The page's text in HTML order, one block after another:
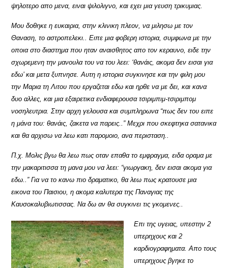
ψηλοτερο απο μενα, ειναι ψιλολιγνο, και εχει μια γευση τρικυμιας.
Μου δοθηκε η ευκαιρια, στην κλινικη πλεον, να μιλησω με τον
Θαναση, το αστροπελεκι.. Ειπε μια φοβερη ιστορια, συμφωνα με την
οποια στο διαστημα που ηταν αναισθητος απο τον κεραυνο, ειδε την
σχωρεμενη την μανουλα του να του λεει: ‘θανάις, ακομα δεν εισαι για
εδω’ και μετα ξυπνησε. Αυτη η ιστορια συγκινησε και την φιλη μου
την Μαρια τη Λιτου που εργαζεται εδω και ηρθε να με δει, και κανα
δυο αλλες, και μια εξαιρετικα ενδιαφερουσα τσιριμπιμ-τσιριμπομ
νοσηλευτρια. Στην αρχη γελουσα και συμπληρωνα “πως δεν του ειπε
η μάνα του: θανάις, ζακετα να παρεις..” Μεχρι που σκεφτηκα σατανικα
και θα αρχισω να λεω κατι παρομοιο, ανα περισταση..
Π.χ. Μολις βγω θα λεω πως οταν επαθα το εμφραγμα, ειδα οραμα με
την μακαριτισσα τη μανα μου να λεει: “γιωργακη, δεν εισαι ακομα για
εδω..” Για να το κανω πιο δραματικο, θα λεω πως κρατουσε μια
εικονα του Παισιου, η ακομα καλυτερα της Παναγιας της
Καυσοκαλυβιωτισσας. Να δω αν θα συγκινει τις γκομενες..
Επι της υγειας, υπεστην 2
υπερηχους και 2
καρδιογραφηματα. Απο τους
υπερηχους βγηκε το